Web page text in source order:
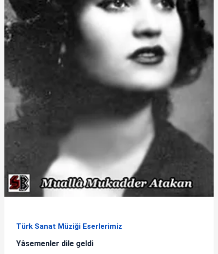
Türk Sanat Müziği Eserlerimiz
Yâsemenler dile geldi